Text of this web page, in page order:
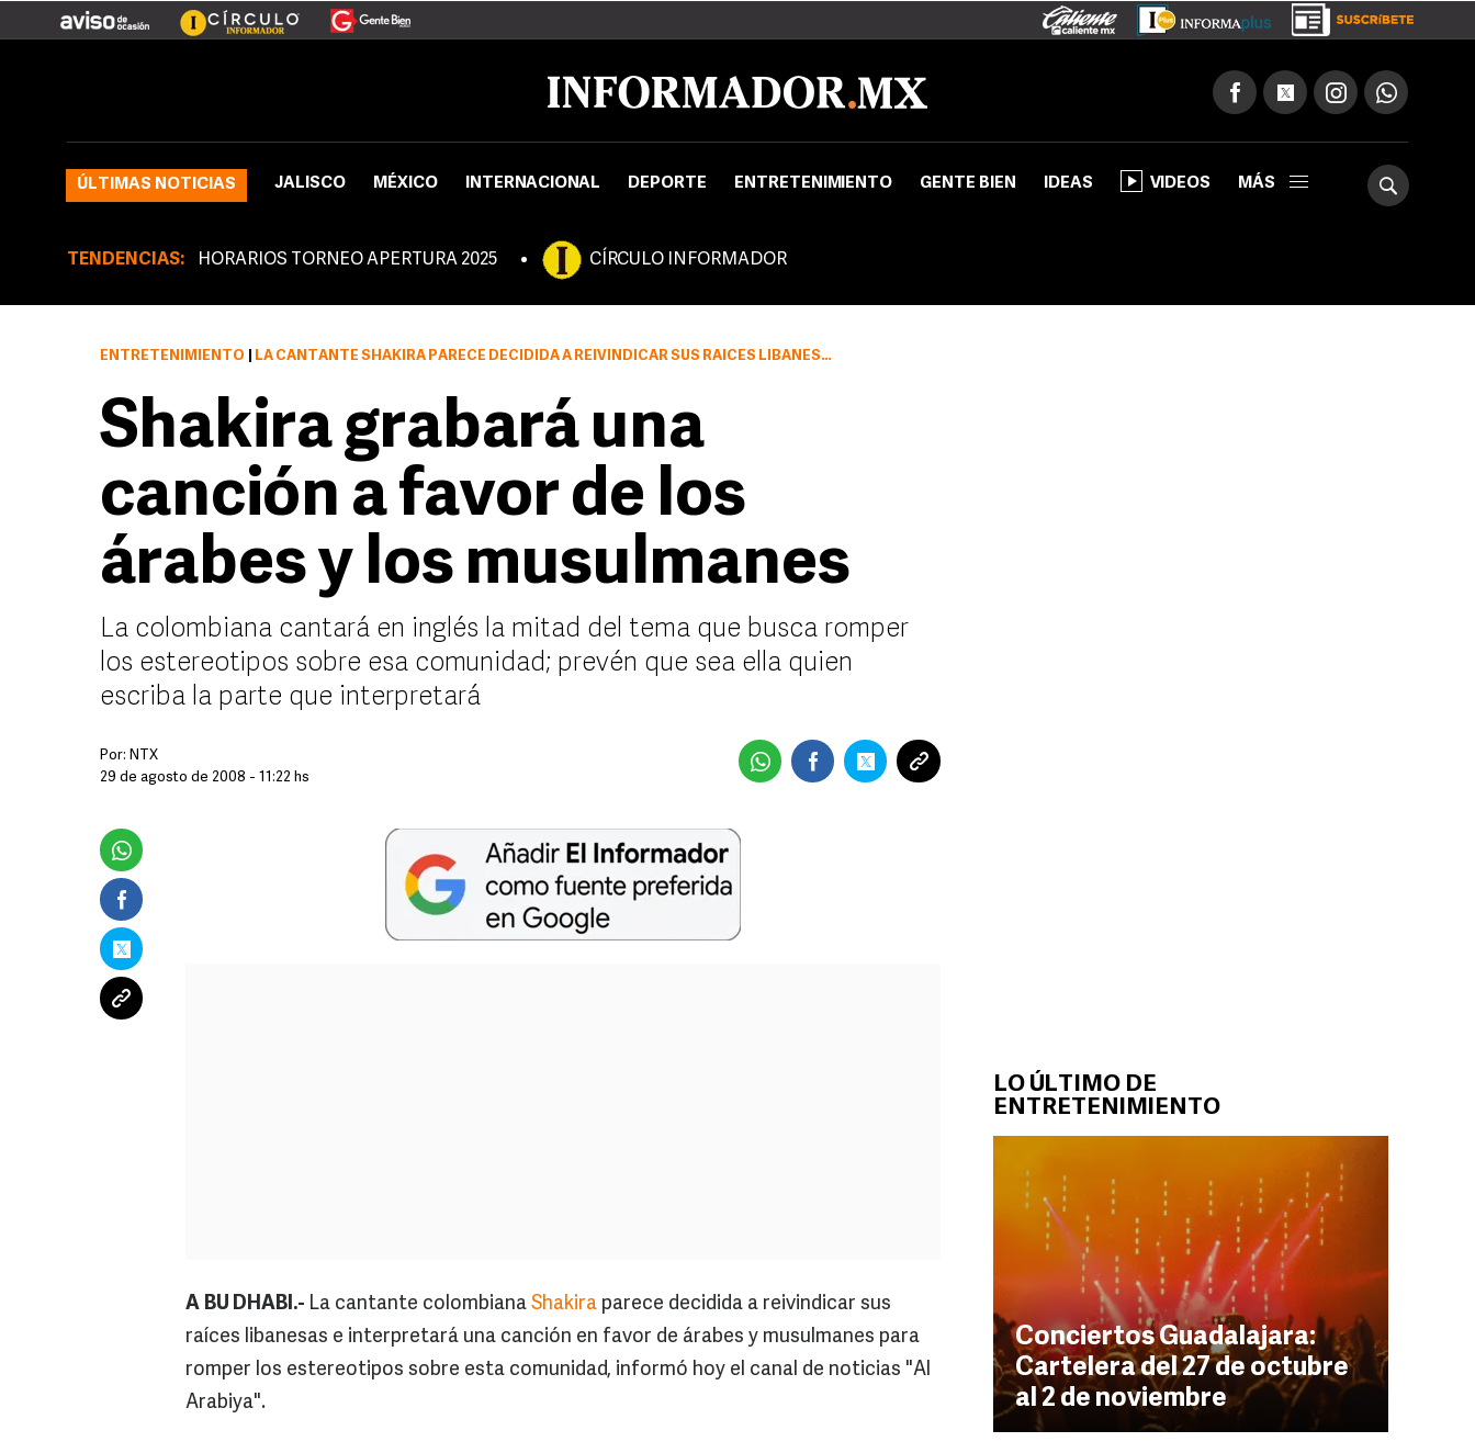
ÚLTIMAS NOTICIAS JALISCO MÉXICO INTERNACIONAL DEPORTE ENTRETENIMIENTO GENTE BIEN IDEAS VIDEOS MÁS
TENDENCIAS: HORARIOS TORNEO APERTURA 2025 CÍRCULO INFORMADOR
LO ÚLTIMO DE
ENTRETENIMIENTO
Conciertos Guadalajara:
Cartelera del 27 de octubre
al 2 de noviembre
ENTRETENIMIENTO LA CANTANTE SHAKIRA PARECE DECIDIDA A REIVINDICAR SUS RAÍCES LIBANESAS
Shakira grabará una
canción a favor de los
árabes y los musulmanes
La colombiana cantará en inglés la mitad del tema que busca romper
los estereotipos sobre esa comunidad; prevén que sea ella quien
escriba la parte que interpretará
Por: NTX
29 de agosto de 2008 - 11:22 hs
A BU DHABI.- La cantante colombiana Shakira parece decidida a reivindicar sus
raíces libanesas e interpretará una canción en favor de árabes y musulmanes para
romper los estereotipos sobre esta comunidad, informó hoy el canal de noticias "Al
Arabiya".